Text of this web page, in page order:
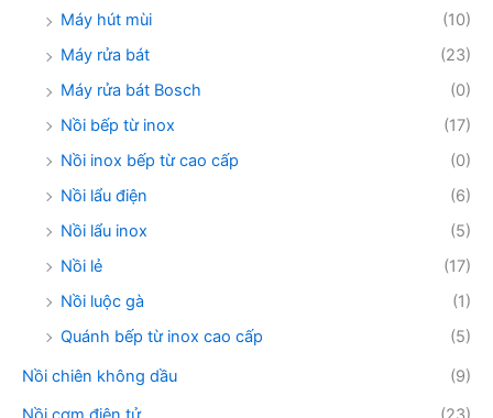
Máy hút mùi
(10)
Máy rửa bát
(23)
Máy rửa bát Bosch
(0)
Nồi bếp từ inox
(17)
Nồi inox bếp từ cao cấp
(0)
Nồi lẩu điện
(6)
Nồi lẩu inox
(5)
Nồi lẻ
(17)
Nồi luộc gà
(1)
Quánh bếp từ inox cao cấp
(5)
Nồi chiên không dầu
(9)